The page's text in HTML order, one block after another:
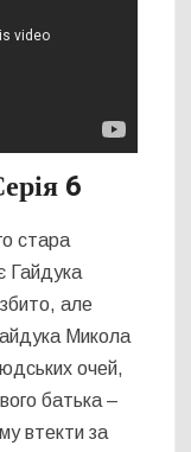
6
стара
Гайдука
але
Микола
очей,
батька –
втекти за